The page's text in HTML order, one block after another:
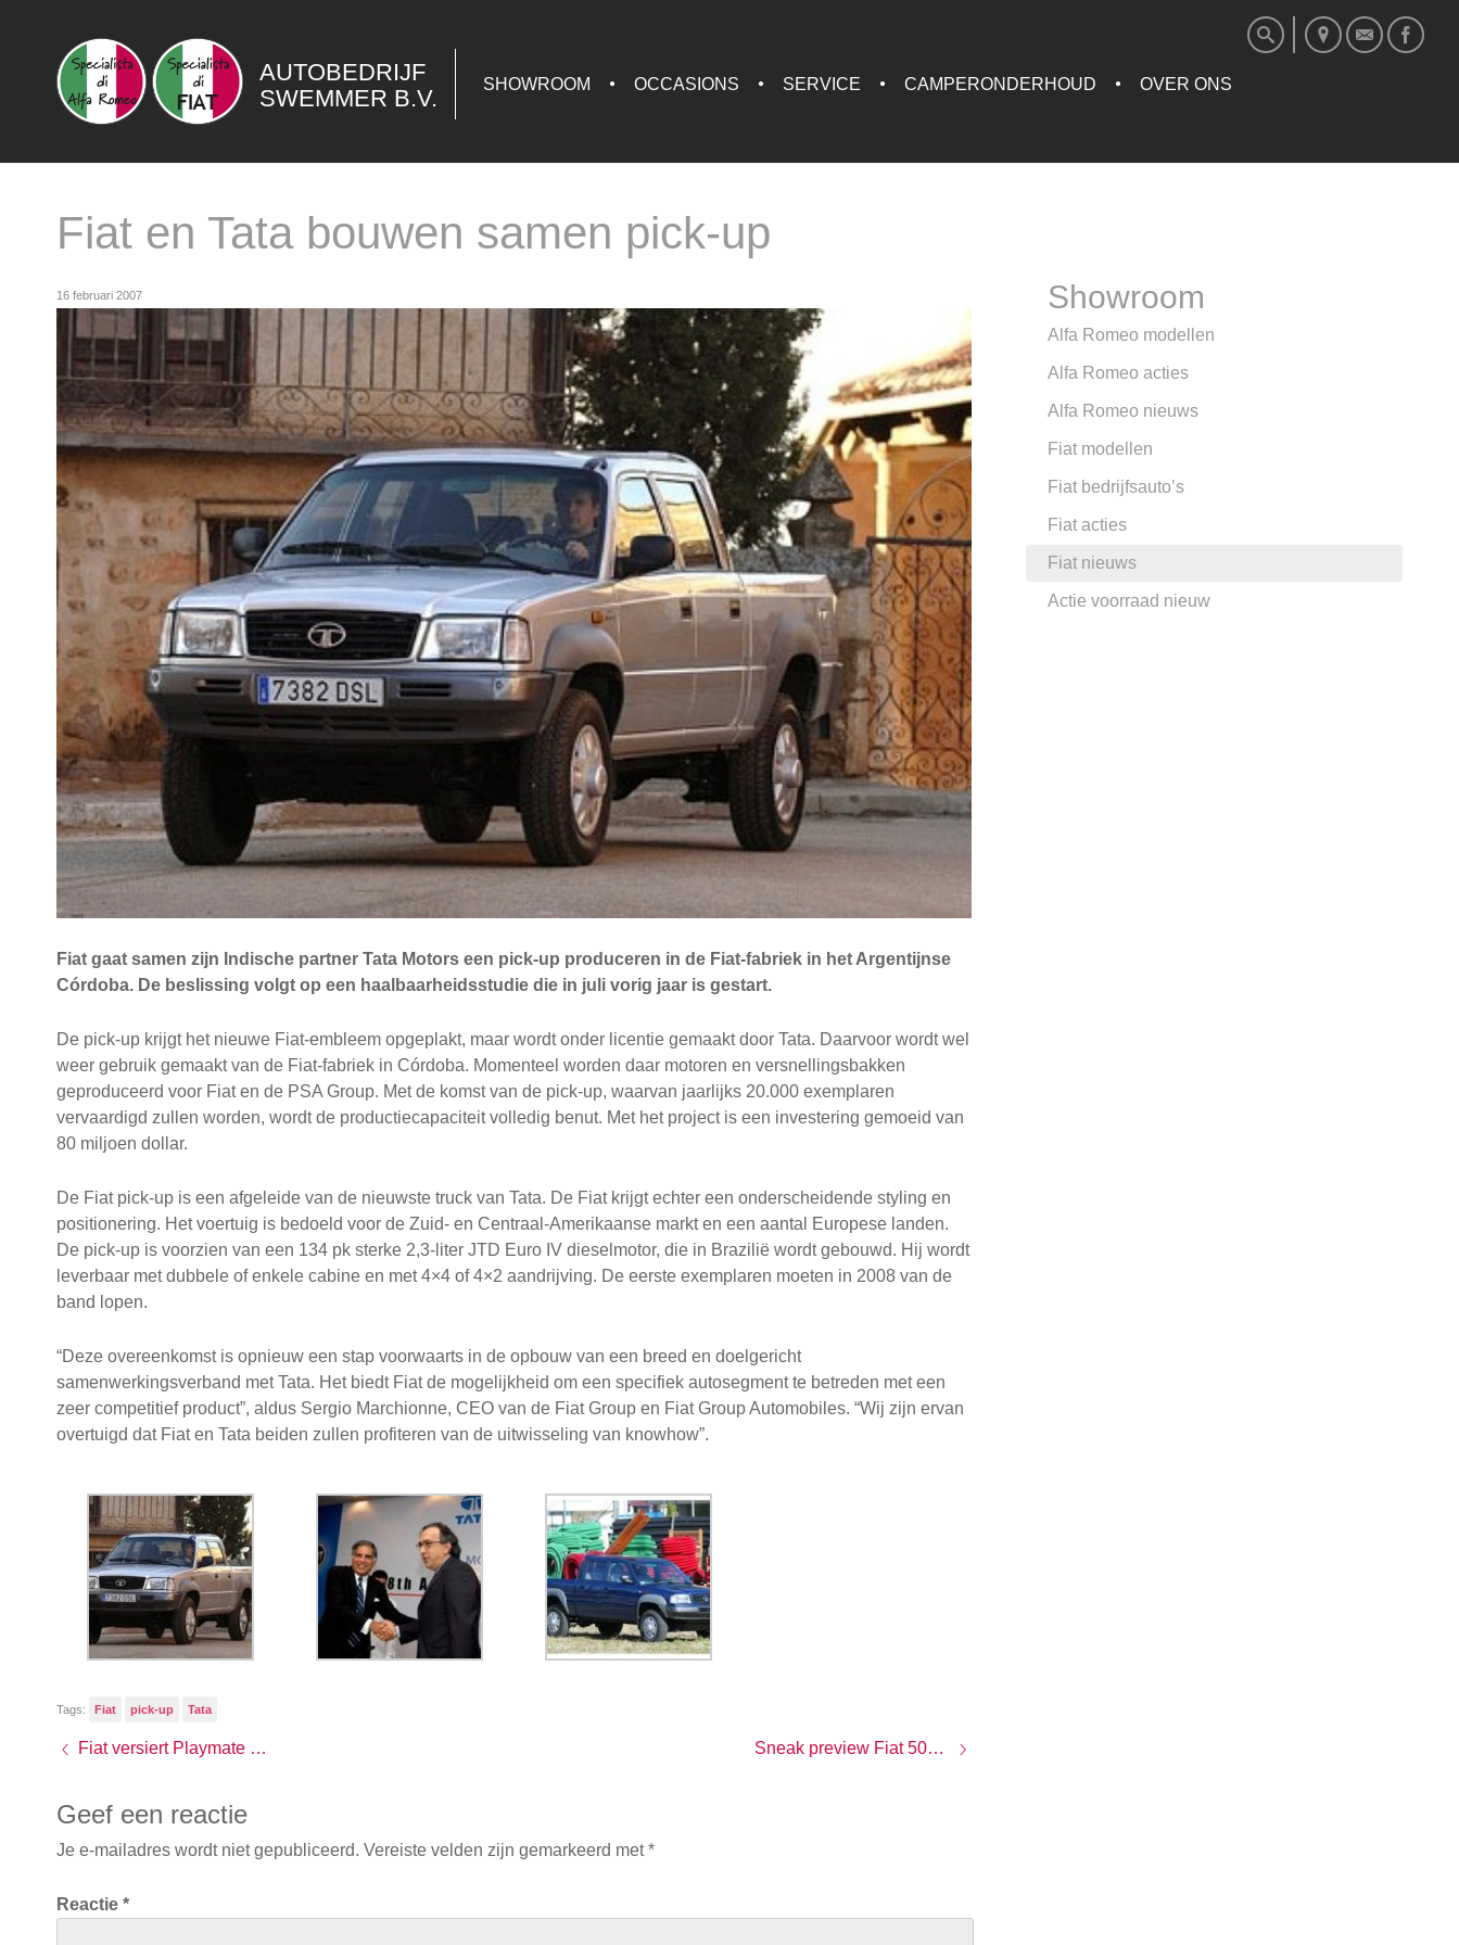
AUTOBEDRIJF
SWEMMER B.V.
SHOWROOM OCCASIONS SERVICE CAMPERONDERHOUD OVER ONS
Fiat en Tata bouwen samen pick-up
16 februari 2007
Fiat gaat samen zijn Indische partner Tata Motors een pick-up produceren in de Fiat-fabriek in het Argentijnse
Córdoba. De beslissing volgt op een haalbaarheidsstudie die in juli vorig jaar is gestart.
De pick-up krijgt het nieuwe Fiat-embleem opgeplakt, maar wordt onder licentie gemaakt door Tata. Daarvoor wordt wel
weer gebruik gemaakt van de Fiat-fabriek in Córdoba. Momenteel worden daar motoren en versnellingsbakken
geproduceerd voor Fiat en de PSA Group. Met de komst van de pick-up, waarvan jaarlijks 20.000 exemplaren
vervaardigd zullen worden, wordt de productiecapaciteit volledig benut. Met het project is een investering gemoeid van
80 miljoen dollar.
De Fiat pick-up is een afgeleide van de nieuwste truck van Tata. De Fiat krijgt echter een onderscheidende styling en
positionering. Het voertuig is bedoeld voor de Zuid- en Centraal-Amerikaanse markt en een aantal Europese landen.
De pick-up is voorzien van een 134 pk sterke 2,3-liter JTD Euro IV dieselmotor, die in Brazilië wordt gebouwd. Hij wordt
leverbaar met dubbele of enkele cabine en met 4×4 of 4×2 aandrijving. De eerste exemplaren moeten in 2008 van de
band lopen.
“Deze overeenkomst is opnieuw een stap voorwaarts in de opbouw van een breed en doelgericht
samenwerkingsverband met Tata. Het biedt Fiat de mogelijkheid om een specifiek autosegment te betreden met een
zeer competitief product”, aldus Sergio Marchionne, CEO van de Fiat Group en Fiat Group Automobiles. “Wij zijn ervan
overtuigd dat Fiat en Tata beiden zullen profiteren van de uitwisseling van knowhow”.
Tags: Fiat pick-up Tata
Fiat versiert Playmate van het Jaar Sneak preview Fiat 500 op 4 juli
Geef een reactie
Je e-mailadres wordt niet gepubliceerd. Vereiste velden zijn gemarkeerd met*
Reactie *
Showroom
Alfa Romeo modellen
Alfa Romeo acties
Alfa Romeo nieuws
Fiat modellen
Fiat bedrijfsauto’s
Fiat acties
Fiat nieuws
Actie voorraad nieuw